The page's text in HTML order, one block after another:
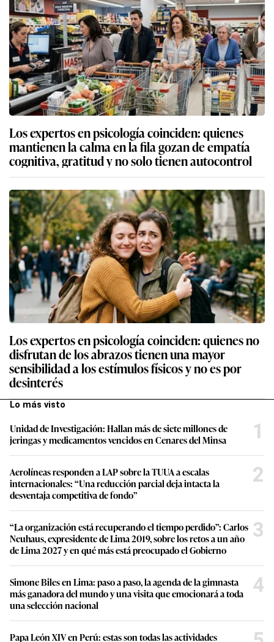
Los expertos en psicología coinciden: quienes
mantienen la calma en la fila gozan de empatía
cognitiva, gratitud y no solo tienen autocontrol
Los expertos en psicología coinciden: quienes no
disfrutan de los abrazos tienen una mayor
sensibilidad a los estímulos físicos y no es por
desinterés
Lo más visto
Unidad de Investigación: Hallan más de siete millones de
jeringas y medicamentos vencidos en Cenares del Minsa
1
Aerolíneas responden a LAP sobre la TUUA a escalas
internacionales: “Una reducción parcial deja intacta la
desventaja competitiva de fondo”
2
“La organización está recuperando el tiempo perdido”: Carlos
Neuhaus, expresidente de Lima 2019, sobre los retos a un año
de Lima 2027 y en qué más está preocupado el Gobierno
3
Simone Biles en Lima: paso a paso, la agenda de la gimnasta
más ganadora del mundo y una visita que emocionará a toda
una selección nacional
4
Papa León XIV en Perú: estas son todas las actividades